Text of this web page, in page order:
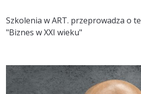
Szkolenia w ART. przeprowadza o
"Biznes w XXI wieku"